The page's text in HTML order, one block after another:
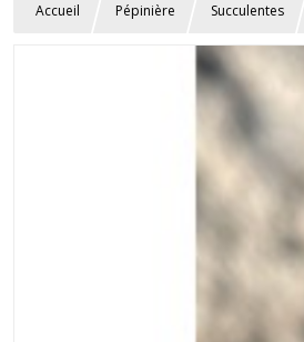
Accueil Pépinière Succulentes